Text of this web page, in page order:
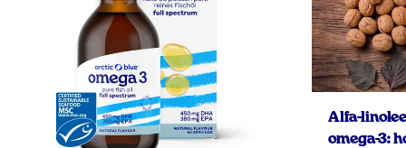
Alfa-
omega-3: